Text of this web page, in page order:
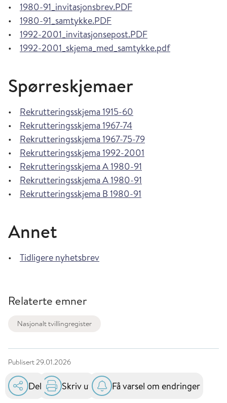
• 1980-91_invitasjonsbrev.PDF
• 1980-91_samtykke.PDF
• 1992-2001_invitasjonsepost.PDF
• 1992-2001_skjema_med_samtykke.pdf
Spørreskjemaer
• Rekrutteringsskjema 1915-60
• Rekrutteringsskjema 1967-74
• Rekrutteringsskjema 1967-75-79
• Rekrutteringsskjema 1992-2001
• Rekrutteringsskjema A 1980-91
• Rekrutteringsskjema A 1980-91
• Rekrutteringsskjema B 1980-91
Annet
• Tidligere nyhetsbrev
Relaterte emner
Nasjonalt tvillingregister
Publisert29.01.2026
Del Skriv ut Få varsel om endringer